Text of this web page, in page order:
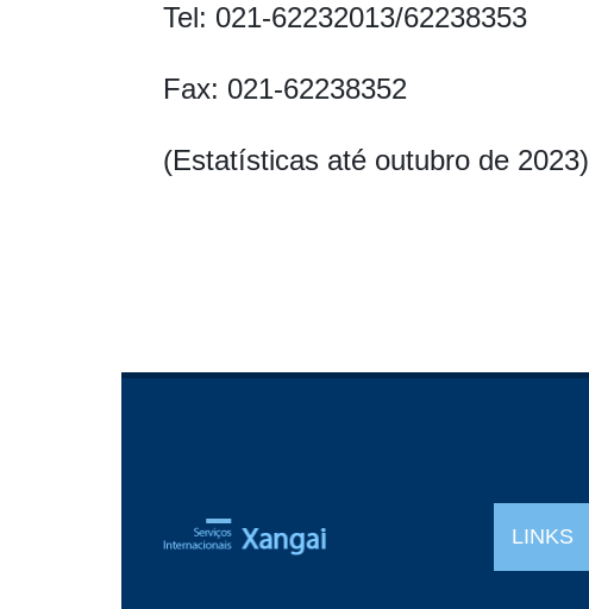
Tel: 021-62232013/62238353
Fax: 021-62238352
(Estatísticas até outubro de 2023)
LINKS